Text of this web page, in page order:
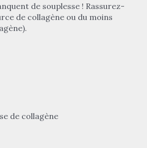
de souplesse ! Rassurez-
de collagène ou du moins
de collagène